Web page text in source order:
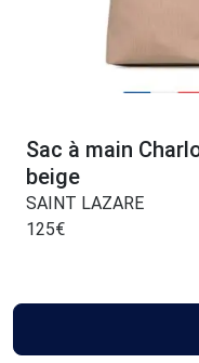
Sac à main
beige
SAINT LAZARE
125€